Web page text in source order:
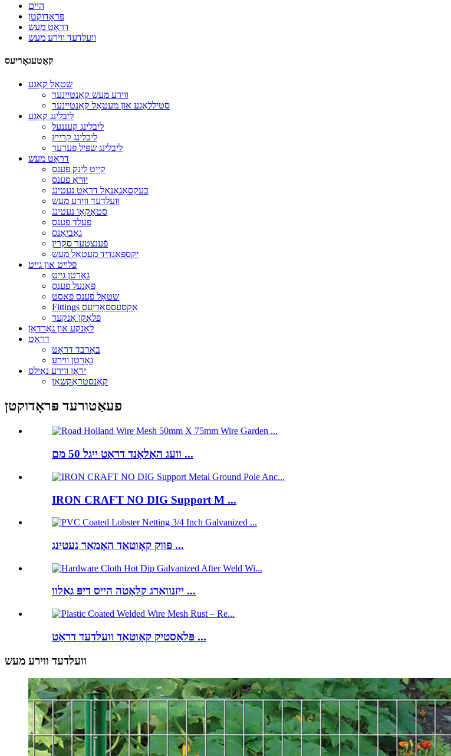
היים
פּראָדוקטן
דראָט מעש
וועלדעד ווירע מעש
קאַטעגאָריעס
שטאָל קאַגע
ווירע מעש קאַנטיינער
סטיללאַגע און מעטאַל קאַנטיינער
ליבלינג קאַגע
ליבלינג קעננעל
ליבלינג קרייץ
ליבלינג שפּיל פעדער
דראָט מעש
קייט לינק פענס
יוראַ פענס
כעקסאַגאַנאַל דראָט נעטינג
וועלדעד ווירע מעש
סטאַקאָו נעטינג
פעלד פענס
גאַביאָנס
פֿענצטער סקרין
יקספּאַנדיד מעטאַל מעש
פּלויט און גייט
גאָרטן גייט
פּאַנעל פענס
שטאָל פענס פאסט
Fittings אַקסעססאָריעס
פלאָקן אַנקער
לאָנקע און גאַרדאַן
דראָט
באַרבד דראָט
גאָרטן ווירע
יראָן ווירע נאַילס
קאַנסטראַקשאַן
פעאַטורעד פּראָדוקטן
וועג האָלאַנד דראָט ייגל 50 מם ...
IRON CRAFT NO DIG Support M ...
פּווק קאָוטאַד האָמאַר נעטינג ...
ייַזנוואַרג קלאָטה הייס דיפּ גאַלוו ...
פּלאַסטיק קאָוטאַד וועלדעד דראָט ...
וועלדעד ווירע מעש